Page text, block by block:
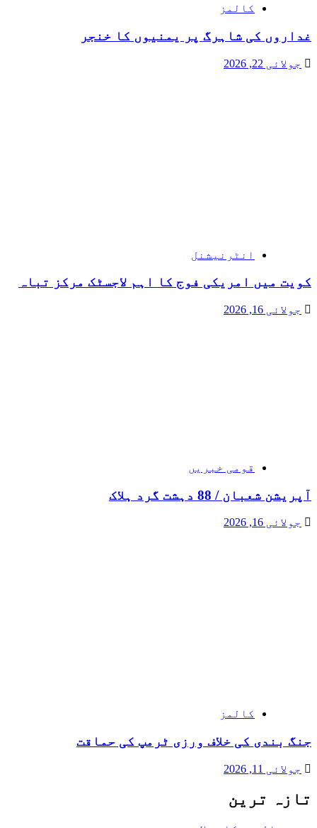
کالمز
غداروں کی شاہرگ پر یمنیوں کا خنجر
جولائی 22, 2026
انٹرنیشنل
کویت میں امریکی فوج کا اہم لاجسٹک مرکز تباہ
جولائی 16, 2026
قومی خبریں
آپریشن شعبان / 88 دہشت گرد ہلاک
جولائی 16, 2026
کالمز
جنگ بندی کی خلاف ورزی ٹرمپ کی حماقت
جولائی 11, 2026
تازہ ترین